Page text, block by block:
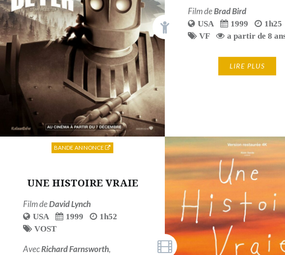
Film deBrad Bird
USA 1999
1h25
VF
a partir de 8
LIRE PLUS
UNE HISTOIRE VRAIE
Film deDavid Lynch
USA 1999
1h52
VOST
AvecRichard Farnsworth,
BANDE ANNONCE